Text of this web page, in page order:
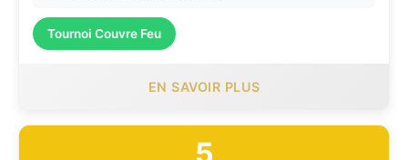
Tournoi Couvre Feu
EN SAVOIR PLUS
5